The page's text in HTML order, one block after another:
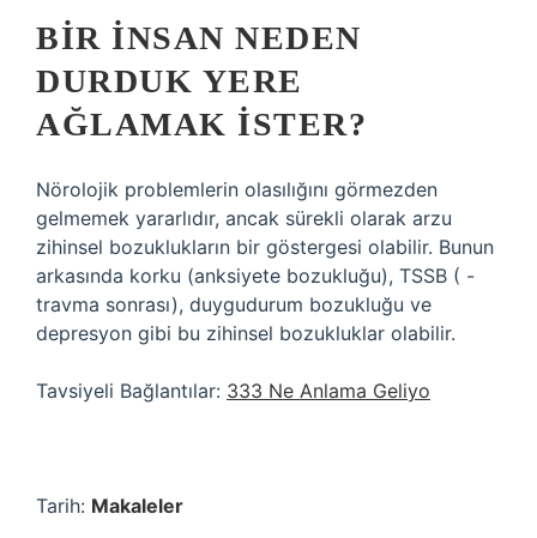
BIR INSAN NEDEN
DURDUK YERE
AĞLAMAK ISTER?
Nörolojik problemlerin olasılığını görmezden
gelmemek yararlıdır, ancak sürekli olarak arzu
zihinsel bozuklukların bir göstergesi olabilir. Bunun
arkasında korku (anksiyete bozukluğu), TSSB ( -
travma sonrası), duygudurum bozukluğu ve
depresyon gibi bu zihinsel bozukluklar olabilir.
Tavsiyeli Bağlantılar: 333 Ne Anlama Geliyo
Tarih: Makaleler